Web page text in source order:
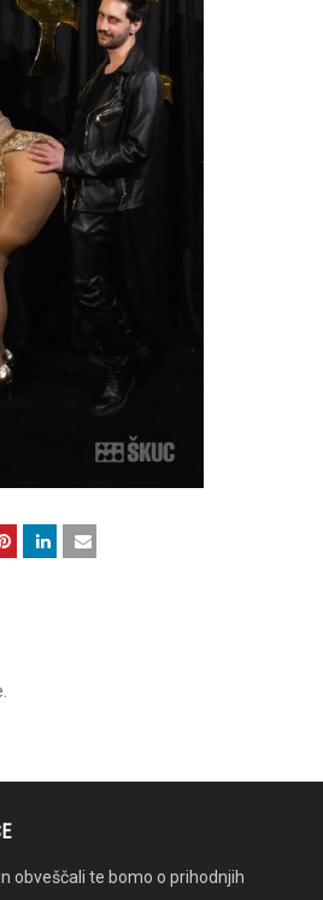
obveščali te bomo o prihodnjih